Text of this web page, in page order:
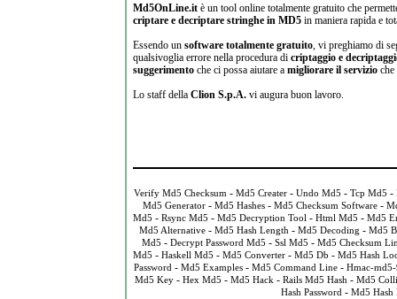
Md5OnLine.itè un tool online totalmente gratuito che
criptare e decriptare stringhe in MD5in maniera rapida e
Essendo un software totalmente gratuito, vi preghiamo di
qualsivoglia errore nella procedura di criptaggio e
suggerimentoche ci possa aiutare a migliorare il servizioche
Lo staff della Clion S.p.A.vi augura buon lavoro.
Verify Md5 Checksum - Md5 Creater- Undo Md5 - Tcp Md5 -
Md5 Generator - Md5 Hashes - Md5 Checksum Software -
Md5 - Rsync Md5 - Md5 Decryption Tool - Html Md5 - Md5
Md5 Alternative - Md5 Hash Length - Md5 Decoding - Md5
Md5 - Decrypt Password Md5 - Ssl Md5 - Md5 Checksum
Md5 - Haskell Md5 - Md5 Converter- Md5 Db - Md5 Hash
Password - Md5 Examples - Md5 Command Line - Hmac-
Md5 Key - Hex Md5 - Md5 Hack - Rails Md5 Hash - Md5
Hash Password - Md5 Hash